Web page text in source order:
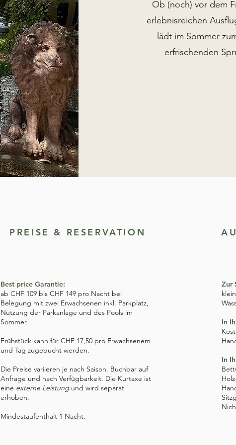
Ob (noch) vor dem
erlebnisreichen
lädt im Sommer
erfrischenden
PREISE & RESERVATION
Best price Garantie:​
ab CHF 109 bis CHF 149 pro Nacht bei
Belegung mit zwei Erwachsenen inkl. Parkplatz,
Nutzung der Parkanlage und des Pools im
Sommer.
Frühstück kann für CHF 17,50 pro Erwachsenem
und Tag zugebucht werden.
Die Preise variieren je nach Saison. Buchbar auf
Anfrage und nach Verfügbarkeit. Die Kurtaxe ist
eine externe Leistungund wird separat
erhoben.
Mindestaufenthalt 1 Nacht.
Zur
In
In